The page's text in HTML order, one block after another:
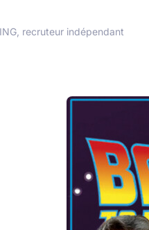
recruteur indépendant